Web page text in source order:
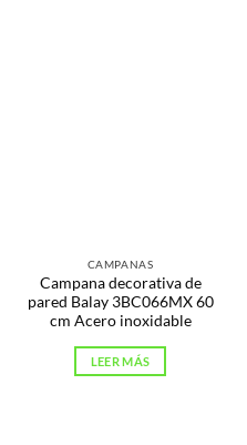
CAMPANAS
Campana decorativa de
pared Balay 3BC066MX 60
cm Acero inoxidable
LEER MÁS